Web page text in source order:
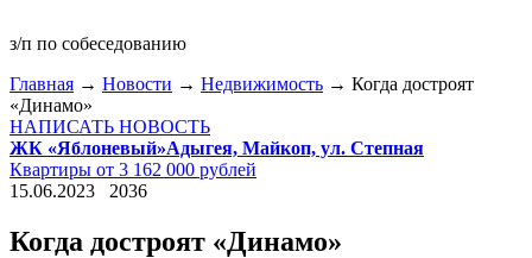
з/п по собеседованию
Главная → Новости → Недвижимость → Когда достроят
«Динамо»
НАПИСАТЬ НОВОСТЬ
ЖК «Яблоневый»Адыгея, Майкоп, ул. Степная
Квартиры от 3 162 000 рублей
15.06.2023
2036
Когда достроят «Динамо»